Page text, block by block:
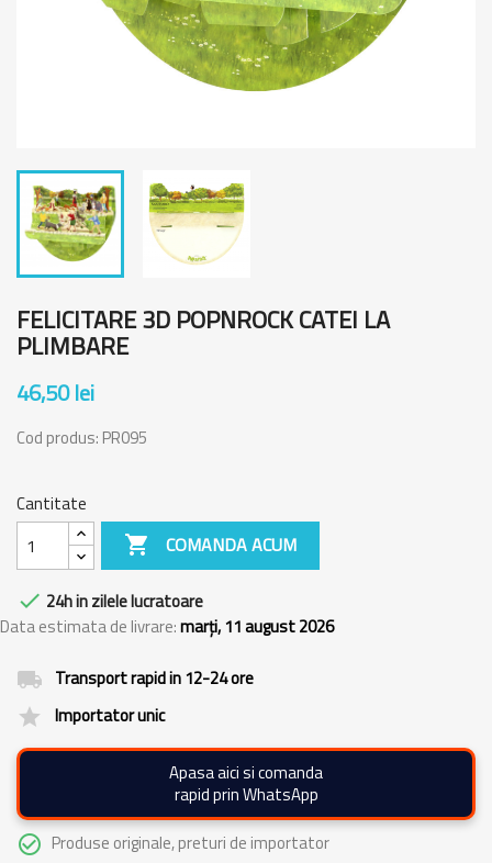
FELICITARE 3D POPNROCK CATEI LA
PLIMBARE
46,50 lei
Cod produs: PR095
Cantitate
 COMANDA ACUM
 24h in zilele lucratoare
Data estimata de livrare:marți, 11 august 2026
local_shipping Transport rapid in 12-24 ore
grade Importator unic
Apasa aici si comanda
rapid prin WhatsApp
check_circle_outline Produse originale, preturi de importator